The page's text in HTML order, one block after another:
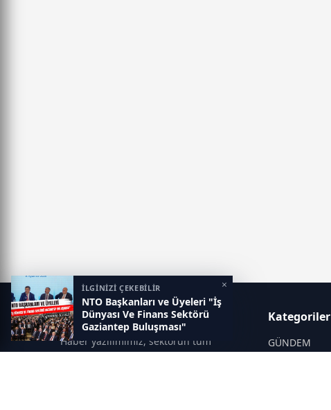
İLGİNİZİ ÇEKEBİLİR
NTO Başkanları ve Üyeleri "İş
Dünyası Ve Finans Sektörü
Gaziantep Buluşması"
Programına Katıldı
×
Gaziantep Postası
Haber yazılımımız, sektörün tüm
ihtiyaçlarını karşılayacak şekilde
Kategoriler
GÜNDEM